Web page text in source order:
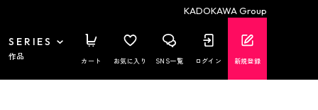
KADOKAWA Group
SERIES
作品 カート お気に入り SNS一覧 ログイン 新規登録